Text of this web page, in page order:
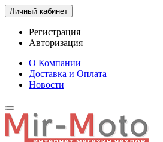
Личный кабинет
Регистрация
Авторизация
О Компании
Доставка и Оплата
Новости